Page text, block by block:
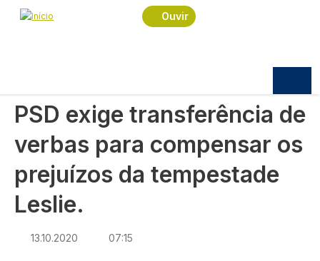
Passar para o conteúdo principal
Ouvir
Navegação estrutural
Início
Política
PSD exige transferência de verbas para
PSD exige transferência de
verbas para compensar os
prejuízos da tempestade
Leslie.
13.10.2020 07:15